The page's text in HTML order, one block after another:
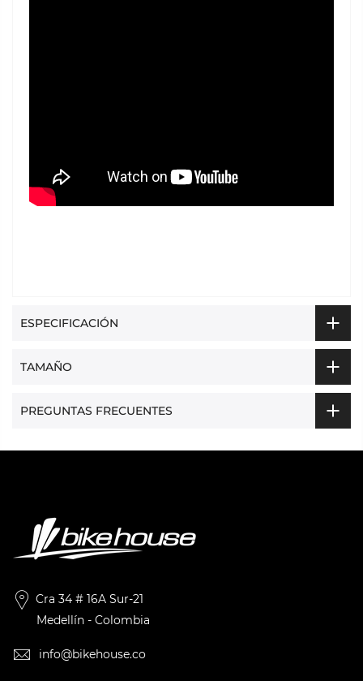
ESPECIFICACIÓN
TAMAÑO
PREGUNTAS FRECUENTES
Cra 34 # 16A Sur-21
Medellín - Colombia
info@bikehouse.co